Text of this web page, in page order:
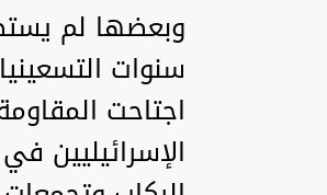
وبعضها لم
سنوات
اجتاحت
الإسرائيليين